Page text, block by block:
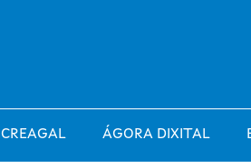
CREAGAL ÁGORA DIXITAL